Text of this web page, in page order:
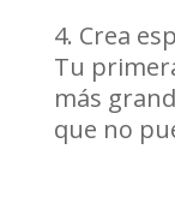
Crea
Tu
más
que no